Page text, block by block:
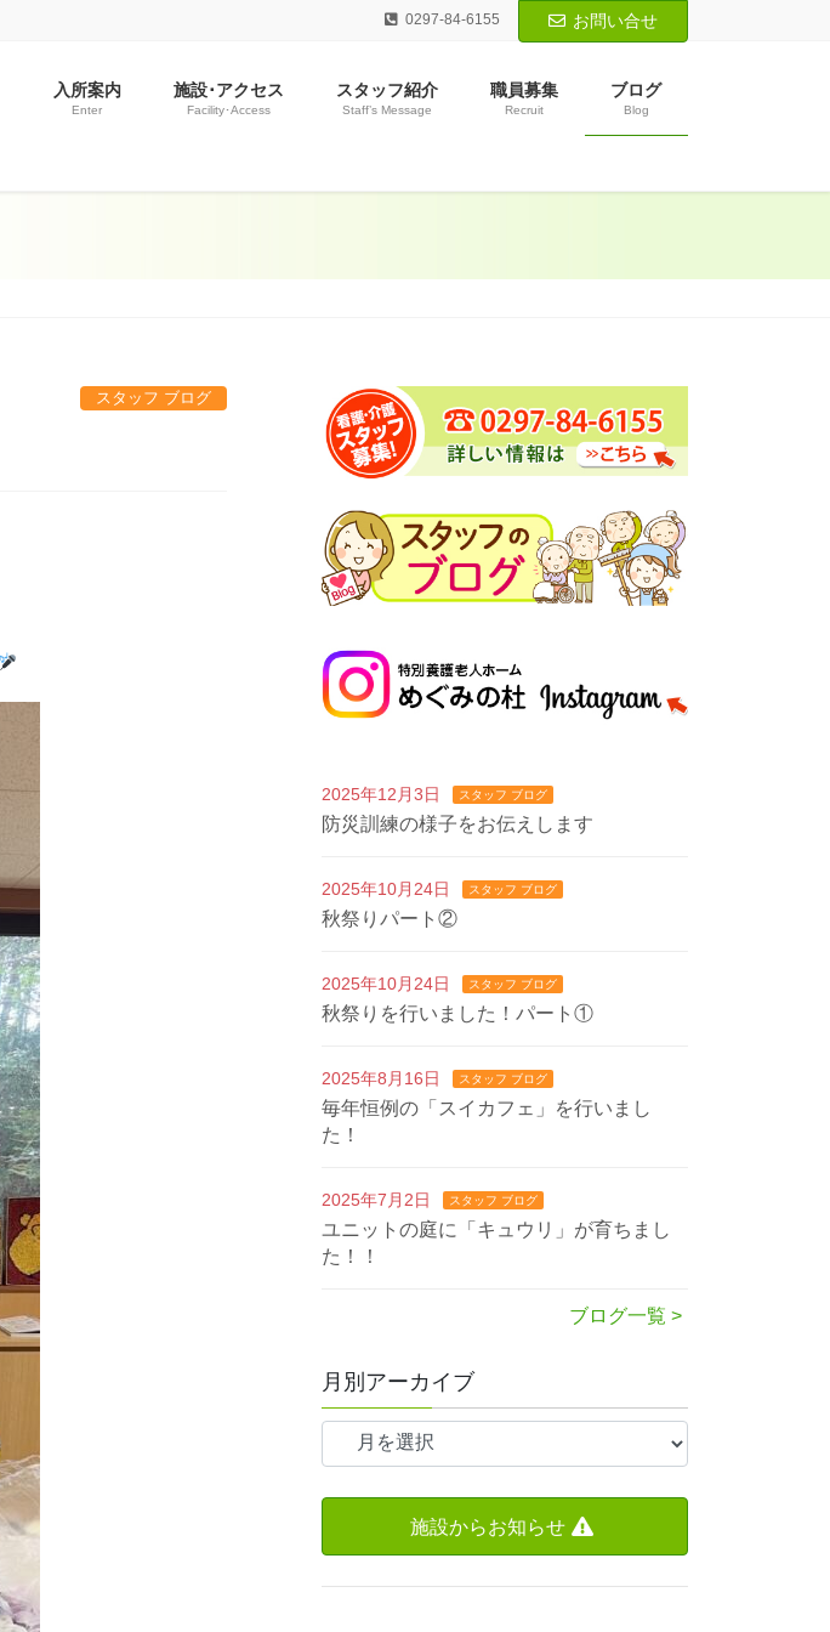
0297-84-6155 お問い合せ
入所案内
Enter
施設･アクセス
Facility･Access
スタッフ紹介
Staff’s Message
職員募集
Recruit
ブログ
Blog
スタッフ ブログ
2025年12月3日 スタッフ ブログ
防災訓練の様子をお伝えします
2025年10月24日 スタッフ ブログ
秋祭りパート②
2025年10月24日 スタッフ ブログ
秋祭りを行いました！パート①
2025年8月16日 スタッフ ブログ
毎年恒例の「スイカフェ」を行いまし
た！
2025年7月2日 スタッフ ブログ
ユニットの庭に「キュウリ」が育ちまし
た！！
ブログ一覧 >
月別アーカイブ
施設からお知らせ